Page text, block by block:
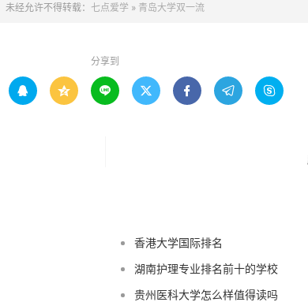
未经允许不得转载： 七点爱学 » 青岛大学双一流
分享到
      
香港大学国际排名
湖南护理专业排名前十的学校
贵州医科大学怎么样值得读吗